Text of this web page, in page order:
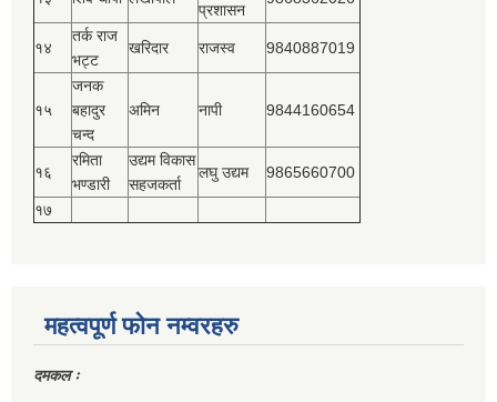
प्रशासन
१४
तर्क राज
भट्ट
खरिदार राजस्‍व 9840887019
१५
जनक
बहादुर
चन्द
अमिन नापी 9844160654
१६
रमिता
भण्डारी
उद्यम विकास
सहजकर्ता
लघु उद्यम 9865660700
१७
महत्वपूर्ण फोन नम्वरहरु
दमकल ः